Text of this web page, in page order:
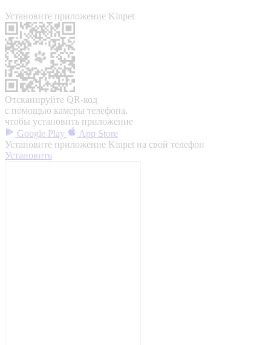
Установите приложение Kinpet
Отсканируйте QR-код
с помощью камеры телефона,
чтобы установить приложение
Google Play
App Store
Установите приложение Kinpet на свой телефон
Установить